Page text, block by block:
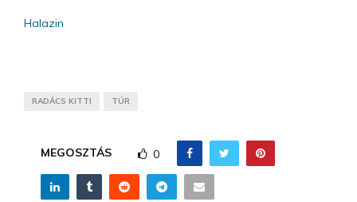
Halazin
RADÁCS KITTI TÚR
MEGOSZTÁS 0